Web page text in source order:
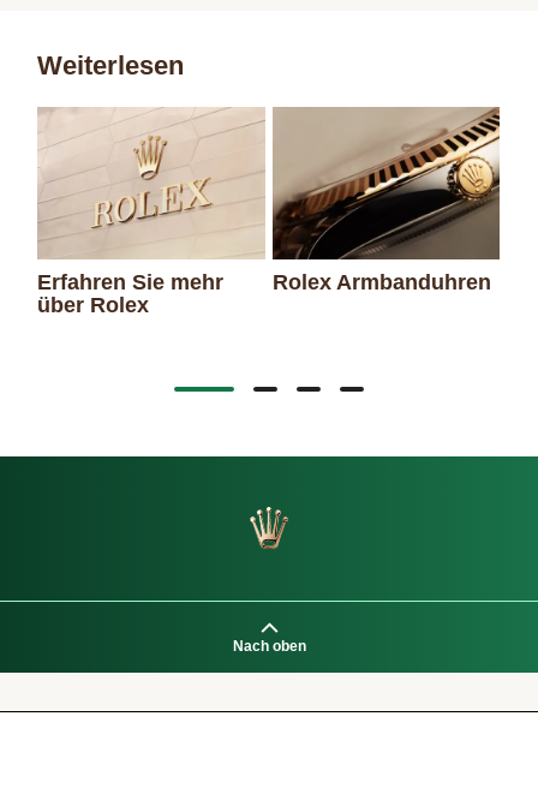
Weiterlesen
Erfahren Sie mehr
über Rolex
Rolex Armbanduhren
Nach oben